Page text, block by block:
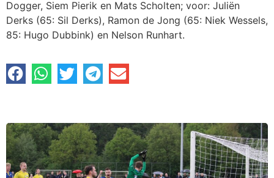
Dogger, Siem Pierik en Mats Scholten; voor: Juliën
Derks (65: Sil Derks), Ramon de Jong (65: Niek Wessels,
85: Hugo Dubbink) en Nelson Runhart.